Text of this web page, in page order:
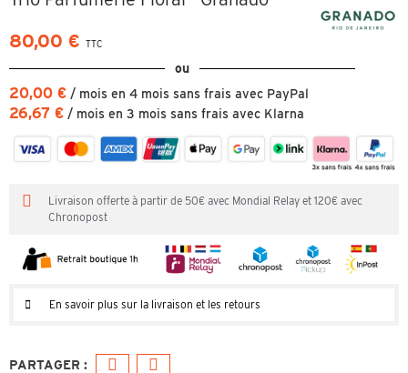
80,00 € TTC
ou
20,00 € / mois en 4 mois sans frais avec PayPal
26,67 € / mois en 3 mois sans frais avec Klarna
Livraison offerte à partir de 50€ avec Mondial Relay et 120€ avec
Chronopost
En savoir plus sur la livraison et les retours